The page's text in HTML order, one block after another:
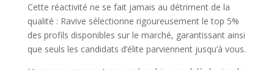
Cette réactivité ne se fait jamais au détriment de la
qualité : Ravive sélectionne rigoureusement le top 5%
des profils disponibles sur le marché, garantissant ainsi
que seuls les candidats d’élite parviennent jusqu’à vous.